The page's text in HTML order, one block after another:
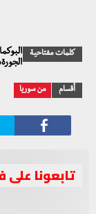
كلمات مفتاحية
أقسام من سوريا
تابعونا